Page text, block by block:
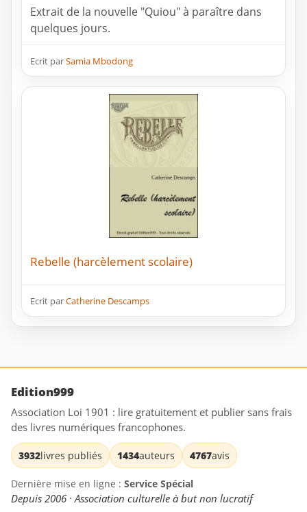
Extrait de la nouvelle "Quiou" à paraître dans
quelques jours.
Ecrit parSamia Mbodong
Rebelle (harcèlement scolaire)
Ecrit parCatherine Descamps
Edition999
Association Loi 1901 : lire gratuitement et publier sans frais
des livres numériques francophones.
3932livres publiés 1434auteurs 4767avis
Dernière mise en ligne : Service Spécial
Depuis 2006 · Association culturelle à but non lucratif